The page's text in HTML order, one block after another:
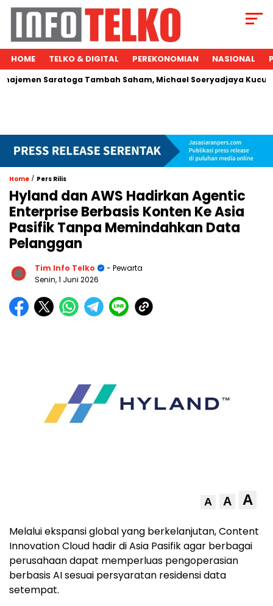
HOME TELKO & DIGITAL PEREKONOMIAN NASIONAL
Saratoga Tambah Saham, Michael Soeryadjaya Kucurkan
Home / Pers Rilis
Hyland dan AWS Hadirkan Agentic
Enterprise Berbasis Konten Ke Asia
Pasifik Tanpa Memindahkan Data
Pelanggan
Tim Info Telko
- Pewarta
Senin, 1 Juni 2026
A A A
Melalui ekspansi global yang berkelanjutan, Content
Innovation Cloud hadir di Asia Pasifik agar berbagai
perusahaan dapat memperluas pengoperasian
berbasis AI sesuai persyaratan residensi data
setempat.